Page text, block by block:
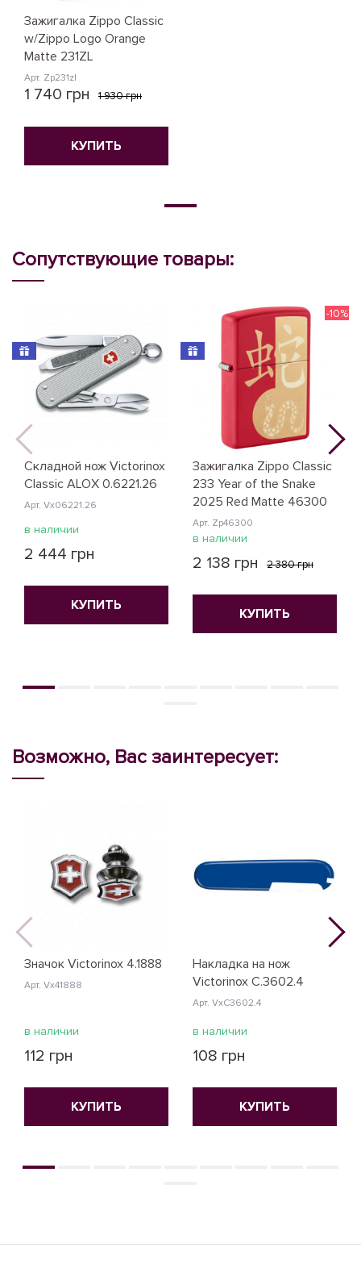
Зажигалка Zippo Classic
w/Zippo Logo Orange
Matte 231ZL
Арт. Zp231zl
1 740 грн 1 930 грн
КУПИТЬ
Сопутствующие товары:
Складной нож Victorinox
Classic ALOX 0.6221.26
Арт. Vx06221.26
в наличии
2 444 грн
КУПИТЬ
Зажигалка Zippo Classic
233 Year of the Snake
2025 Red Matte 46300
Арт. Zp46300
-10%
в наличии
2 138 грн 2 380 грн
КУПИТЬ
Возможно, Вас заинтересует:
Значок Victorinox 4.1888
Арт. Vx41888
в наличии
112 грн
КУПИТЬ
Накладка на нож
Victorinox C.3602.4
Арт. VxC3602.4
в наличии
108 грн
КУПИТЬ